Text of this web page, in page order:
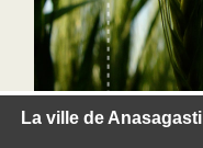
La ville de